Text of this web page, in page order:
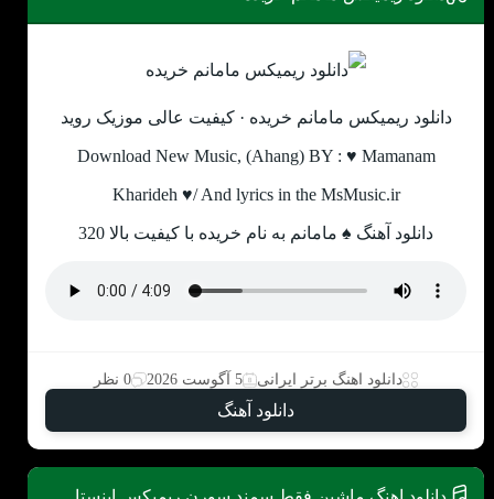
دانلود ریمیکس مامانم خریده · کیفیت عالی موزیک روید
Download New Music, (Ahang) BY : ♥ Mamanam
Kharideh ♥/ And lyrics in the MsMusic.ir
دانلود آهنگ ♠ مامانم به نام خریده با کیفیت بالا 320
دانلود اهنگ برتر ایرانی 5 آگوست 2026 0 نظر
دانلود آهنگ